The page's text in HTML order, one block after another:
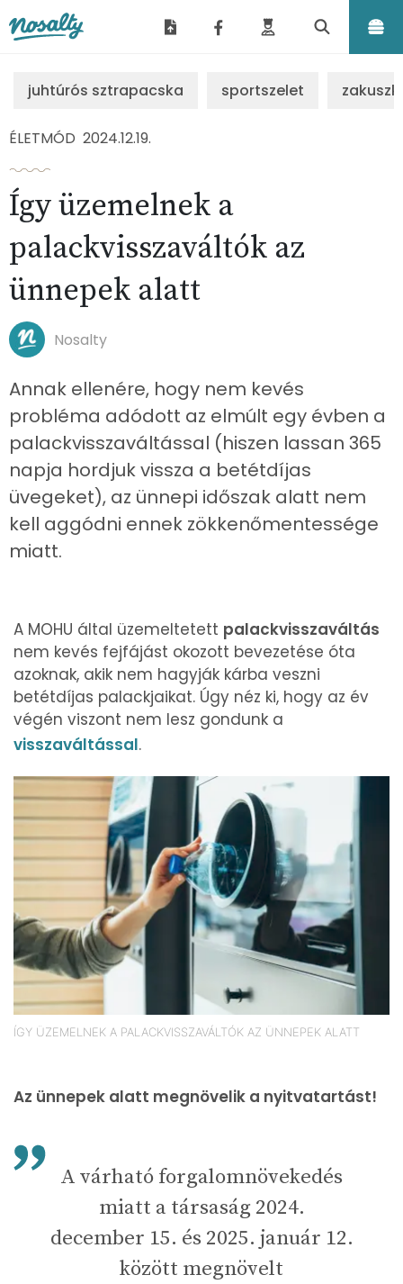
juhtúrós sztrapacska sportszelet
ÉLETMÓD 2024.12.19.
Így üzemelnek a
palackvisszaváltók az
ünnepek alatt
Nosalty
Annak ellenére, hogy nem kevés
probléma adódott az elmúlt egy évben a
palackvisszaváltással (hiszen lassan 365
napja hordjuk vissza a betétdíjas
üvegeket), az ünnepi időszak alatt nem
kell aggódni ennek zökkenőmentessége
miatt.
A MOHU által üzemeltetett palackvisszaváltás
nem kevés fejfájást okozott bevezetése óta
azoknak, akik nem hagyják kárba veszni
betétdíjas palackjaikat. Úgy néz ki, hogy az év
végén viszont nem lesz gondunk a
visszaváltással.
ÍGY ÜZEMELNEK A PALACKVISSZAVÁLTÓK AZ ÜNNEPEK ALATT
Az ünnepek alatt megnövelik a nyitvatartást!
A várható forgalomnövekedés
miatt a társaság 2024.
december 15. és 2025. január 12.
között megnövelt